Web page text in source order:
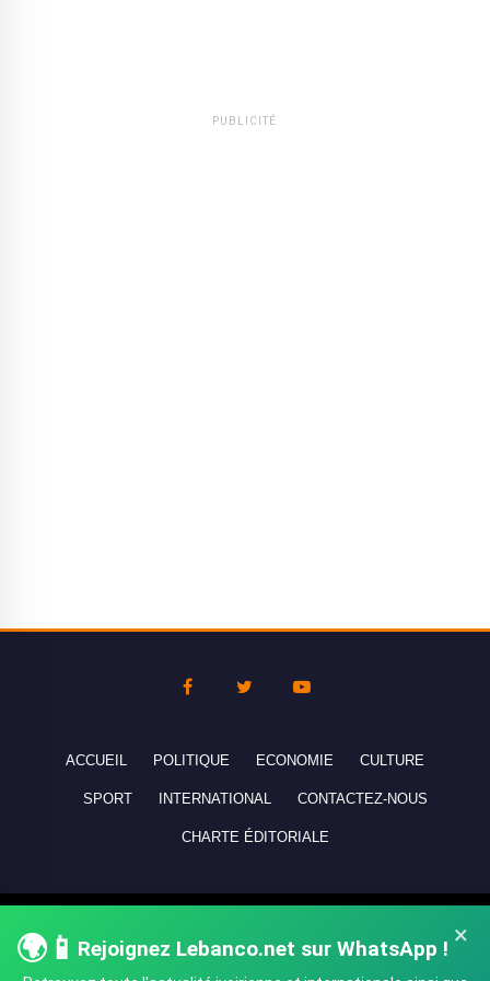
PUBLICITÉ
×
🌍📱 Rejoignez Lebanco.net sur WhatsApp !
ACCUEIL POLITIQUE ECONOMIE CULTURE
SPORT INTERNATIONAL CONTACTEZ-NOUS
CHARTE ÉDITORIALE
réservés - All rights reserved.